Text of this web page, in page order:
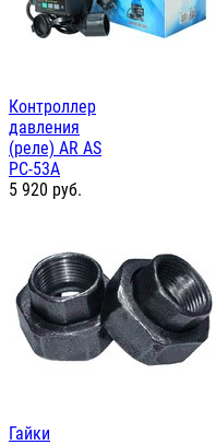
Контроллер
давления
(реле) AR AS
PC-53А
5 920 руб.
Гайки